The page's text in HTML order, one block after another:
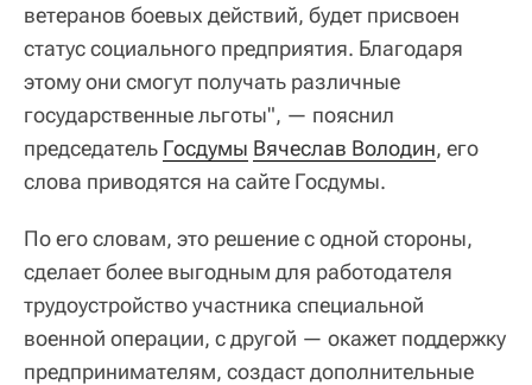
ветеранов боевых действий, будет присвоен
статус социального предприятия. Благодаря
этому они смогут получать различные
государственные льготы", — пояснил
председатель Госдумы Вячеслав Володин, его
слова приводятся на сайте Госдумы.
По его словам, это решение с одной стороны,
сделает более выгодным для работодателя
трудоустройство участника специальной
военной операции, с другой — окажет поддержку
предпринимателям, создаст дополнительные